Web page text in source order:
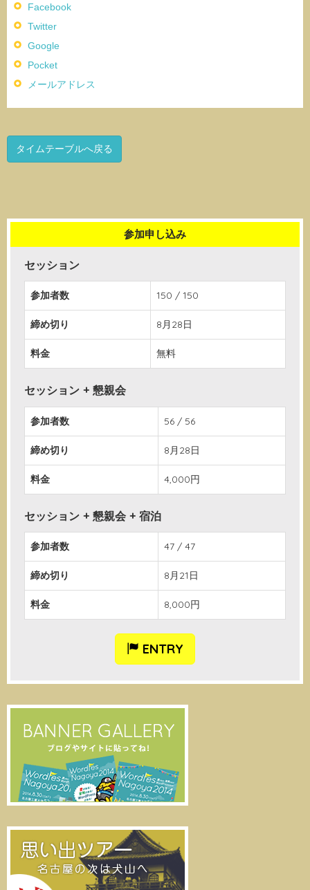
Facebook
Twitter
Google
Pocket
メールアドレス
タイムテーブルへ戻る
参加申し込み
セッション
参加者数 150 / 150
締め切り 8月28日
料金 無料
セッション + 懇親会
参加者数 56 / 56
締め切り 8月28日
料金 4,000円
セッション + 懇親会 + 宿泊
参加者数 47 / 47
締め切り 8月21日
料金 8,000円
ENTRY